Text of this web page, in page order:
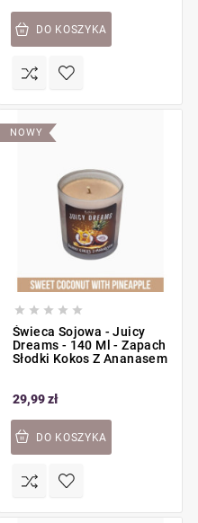
DO KOSZYKA
NOWY
    
Świeca Sojowa - Juicy
Dreams - 140 Ml - Zapach
Słodki Kokos Z Ananasem
29,99 zł
DO KOSZYKA